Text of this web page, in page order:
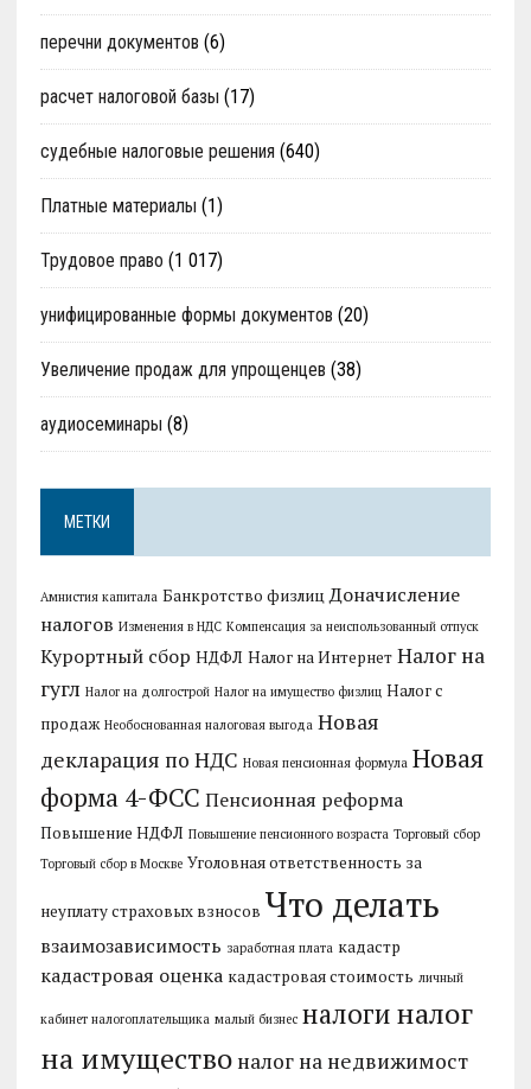
перечни документов (6)
расчет налоговой базы (17)
судебные налоговые решения (640)
Платные материалы (1)
Трудовое право (1 017)
унифицированные формы документов (20)
Увеличение продаж для упрощенцев (38)
аудиосеминары (8)
МЕТКИ
Амнистия капитала Банкротство физлиц Доначисление
налогов Изменения в НДС Компенсация за неиспользованный отпуск
Курортный сбор НДФЛ Налог на Интернет Налог на
гугл Налог на долгострой Налог на имущество физлиц Налог с
продаж Необоснованная налоговая выгода Новая
декларация по НДС Новая пенсионная формула Новая
форма 4-ФСС Пенсионная реформа
Повышение НДФЛ Повышение пенсионного возраста Торговый сбор
Торговый сбор в Москве Уголовная ответственность за
неуплату страховых взносов Что делать
взаимозависимость заработная плата кадастр
кадастровая оценка кадастровая стоимость личный
кабинет налогоплательщика малый бизнес налоги налог
на имущество налог на недвижимост